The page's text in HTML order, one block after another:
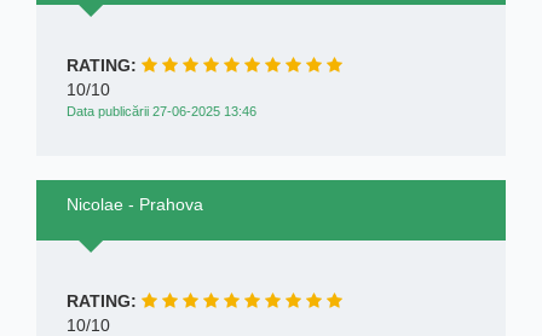
RATING:
10/10
Data publicării 27-06-2025 13:46
Nicolae - Prahova
RATING:
10/10